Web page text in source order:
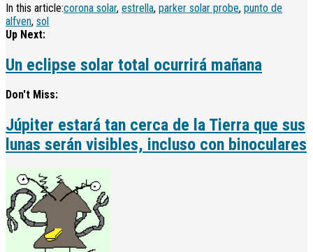
In this article:corona solar, estrella, parker solar probe, punto de
alfven, sol
Up Next:
Un eclipse solar total ocurrirá mañana
Don't Miss:
Júpiter estará tan cerca de la Tierra que sus
lunas serán visibles, incluso con binoculares